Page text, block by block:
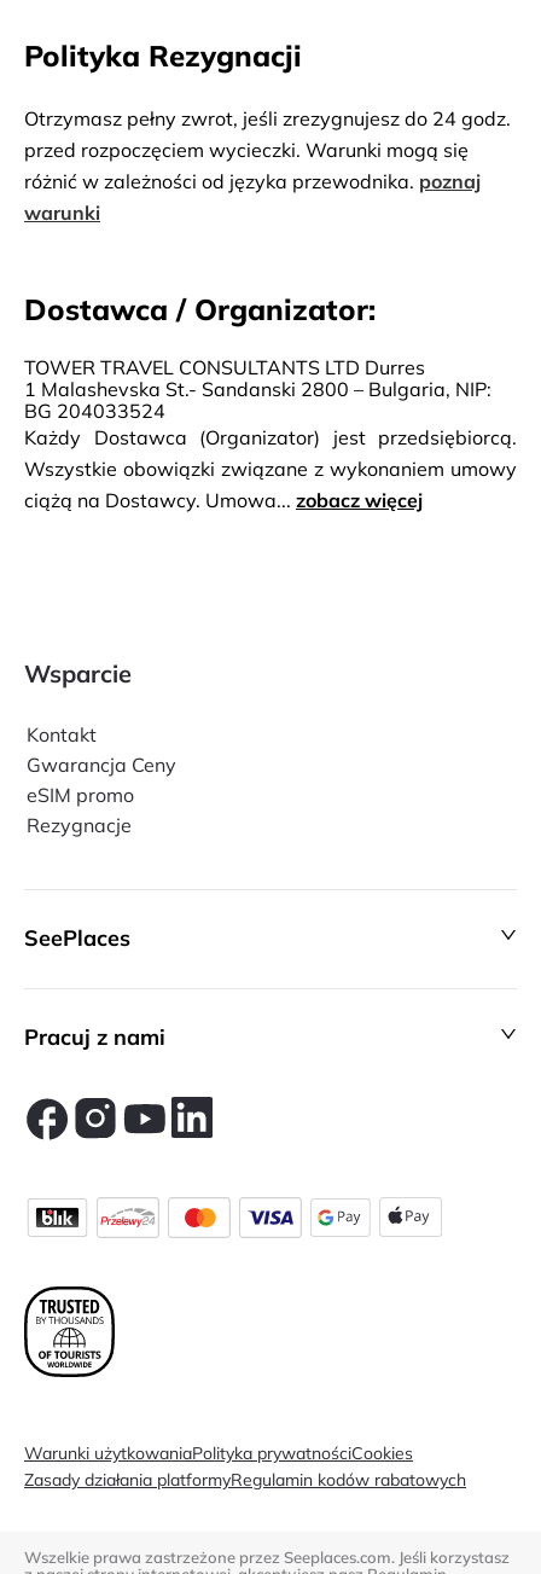
Polityka Rezygnacji
Otrzymasz pełny zwrot, jeśli zrezygnujesz do 24 godz.
przed rozpoczęciem wycieczki. Warunki mogą się
różnić w zależności od języka przewodnika. poznaj
warunki
Dostawca / Organizator:
TOWER TRAVEL CONSULTANTS LTD Durres
1 Malashevska St.- Sandanski 2800 – Bulgaria, NIP:
BG 204033524
Każdy Dostawca (Organizator) jest przedsiębiorcą.
Wszystkie obowiązki związane z wykonaniem umowy
ciążą na Dostawcy. Umowa... zobacz więcej
Wsparcie
Kontakt
Gwarancja Ceny
eSIM promo
Rezygnacje
SeePlaces
Pracuj z nami
Warunki użytkowaniaPolityka prywatnościCookies
Zasady działania platformyRegulamin kodów rabatowych
Wszelkie prawa zastrzeżone przez Seeplaces.com. Jeśli korzystasz